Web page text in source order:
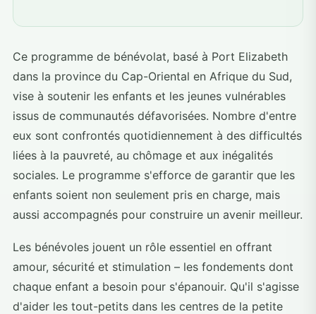
Ce programme de bénévolat, basé à Port Elizabeth
dans la province du Cap-Oriental en Afrique du Sud,
vise à soutenir les enfants et les jeunes vulnérables
issus de communautés défavorisées. Nombre d'entre
eux sont confrontés quotidiennement à des difficultés
liées à la pauvreté, au chômage et aux inégalités
sociales. Le programme s'efforce de garantir que les
enfants soient non seulement pris en charge, mais
aussi accompagnés pour construire un avenir meilleur.
Les bénévoles jouent un rôle essentiel en offrant
amour, sécurité et stimulation – les fondements dont
chaque enfant a besoin pour s'épanouir. Qu'il s'agisse
d'aider les tout-petits dans les centres de la petite